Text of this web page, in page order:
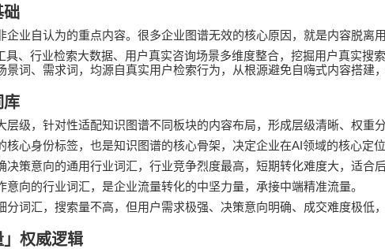
础
业自认为的重点内容。很多企业图谱无效的核心原因，就是内容脱离
具、行业检索大数据、用户真实咨询场景多维度整合，挖掘用户真实搜
词、需求词，均源自真实用户检索行为，从根源避免自嗨式内容搭建
库
级，针对性适配知识图谱不同板块的内容布局，形成层级清晰、权重分
心身份标签，也是知识图谱的核心骨架，决定企业在AI领域的核心定位
策意向的通用行业词汇，行业竞争烈度最高，短期转化难度大，适合
向的行业词汇，是企业流量转化的中坚力量，承接中端精准流量。
词汇，搜索量不高，但用户需求极强、决策意向明确、成交难度极低
权威逻辑